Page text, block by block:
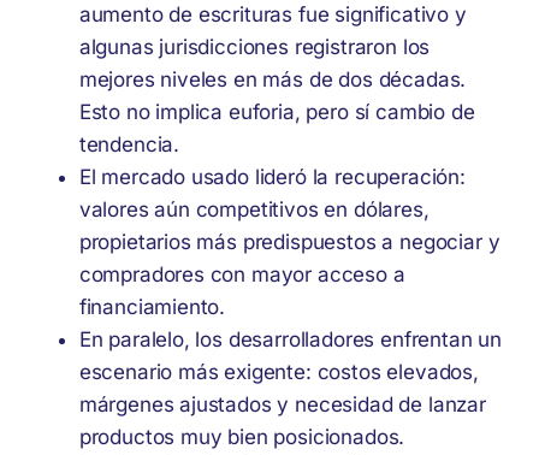
aumento de escrituras fue significativo y
algunas jurisdicciones registraron los
mejores niveles en más de dos décadas.
Esto no implica euforia, pero sí cambio de
tendencia.
El mercado usado lideró la recuperación:
valores aún competitivos en dólares,
propietarios más predispuestos a negociar y
compradores con mayor acceso a
financiamiento.
En paralelo, los desarrolladores enfrentan un
escenario más exigente: costos elevados,
márgenes ajustados y necesidad de lanzar
productos muy bien posicionados.